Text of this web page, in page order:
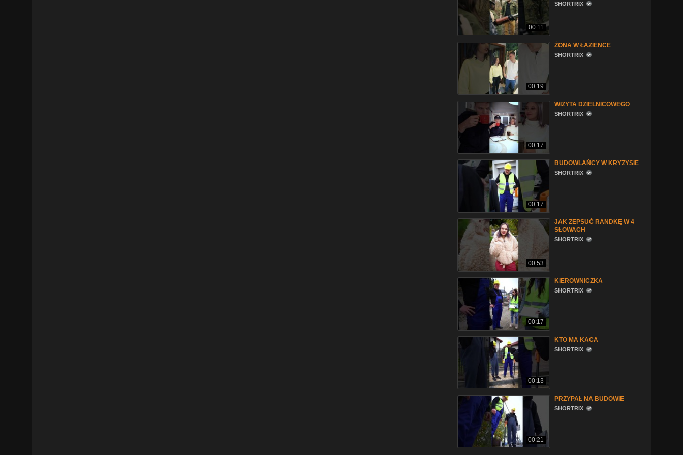
00:11
SHORTRIX
00:19
ŻONA W ŁAZIENCE
SHORTRIX
00:17
WIZYTA DZIELNICOWEGO
SHORTRIX
00:17
BUDOWLAŃCY W KRYZYSIE
SHORTRIX
00:53
JAK ZEPSUĆ RANDKĘ W 4
SŁOWACH
SHORTRIX
00:17
KIEROWNICZKA
SHORTRIX
00:13
KTO MA KACA
SHORTRIX
00:21
PRZYPAŁ NA BUDOWIE
SHORTRIX